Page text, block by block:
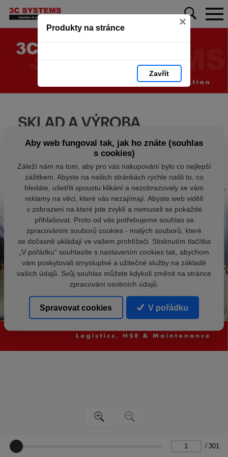
Produkty na stránce ×
Zavřít
/ 301
Aby web fungoval tak, jak ho znáte (souhlas
s cookies)
Záleží nám na tom, aby pro vás nakupování bylo co nejlepší
zážitkem. Abyste na našich stránkách rychle našli to, co
hledáte, ušetřili spoustu klikání a nezobrazovaly se vám
reklamy na věci, které vás nezajímají. Abyste web viděli
v zobrazení na které jste zvyklí a nemuseli se pokaždé
přihlašovat. Proto od vás potřebujeme souhlas se
zpracováním souborů cookies - malých souborů, které
se dočasně ukládají ve vašem prohlížeči. Stisknutím tlačítka
„V pořádku“ souhlasíte s nastavením cookies tak, abychom
vám poskytovali smysluplné a užitečné služby na základě
vašich údajů. Svůj souhlas můžete kdykoli změnit na stránce
zpracování osobních údajů.
Spravovat cookies V pořádku